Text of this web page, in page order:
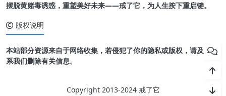
摆脱黄赌毒诱惑，重塑美好未来——戒了它，为人生按下重启键。
版权说明
本站部分资源来自于网络收集，若侵犯了你的隐私或版权，请及时联
系我们删除有关信息。
Copyright 2013-2024 戒了它